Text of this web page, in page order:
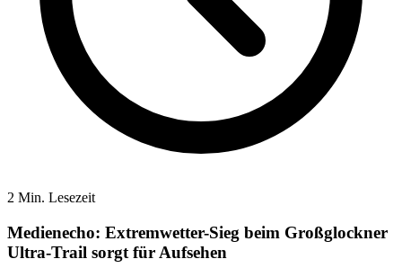
2 Min. Lesezeit
Medienecho: Extremwetter-Sieg beim Großglockner
Ultra-Trail sorgt für Aufsehen